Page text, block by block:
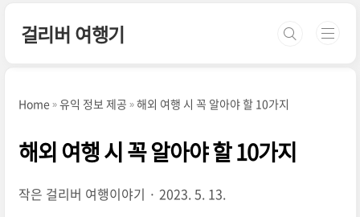
걸리버 여행기
Home 유익 정보 제공 해외 여행 시 꼭 알아야 할 10가지
해외 여행 시 꼭 알아야 할 10가지
작은 걸리버 여행이야기 2023. 5. 13.